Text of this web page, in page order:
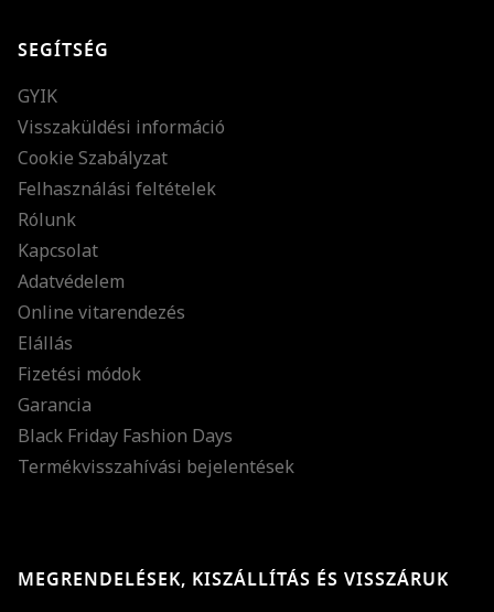
SEGÍTSÉG
GYIK
Visszaküldési információ
Cookie Szabályzat
Felhasználási feltételek
Rólunk
Kapcsolat
Adatvédelem
Online vitarendezés
Elállás
Fizetési módok
Garancia
Black Friday Fashion Days
Termékvisszahívási bejelentések
MEGRENDELÉSEK, KISZÁLLÍTÁS ÉS VISSZÁRUK